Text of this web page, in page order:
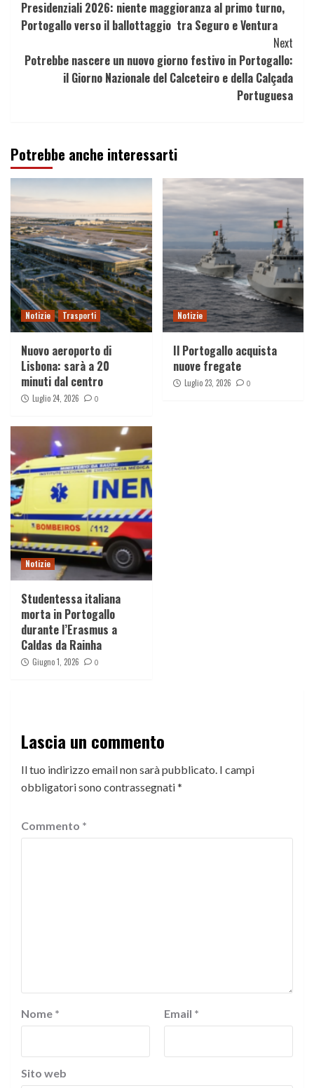
Reading
Presidenziali 2026: niente maggioranza al primo turno,
Portogallo verso il ballottaggio tra Seguro e Ventura
Next
Potrebbe nascere un nuovo giorno festivo in Portogallo:
il Giorno Nazionale del Calceteiro e della Calçada
Portuguesa
Potrebbe anche interessarti
Notizie Trasporti
Nuovo aeroporto di
Lisbona: sarà a 20
minuti dal centro
Luglio 24, 2026 0
Notizie
Il Portogallo acquista
nuove fregate
Luglio 23, 2026 0
Notizie
Studentessa italiana
morta in Portogallo
durante l’Erasmus a
Caldas da Rainha
Giugno 1, 2026 0
Lascia un commento
Il tuo indirizzo email non sarà pubblicato. I campi
obbligatori sono contrassegnati*
Commento *
Nome * Email *
Sito web